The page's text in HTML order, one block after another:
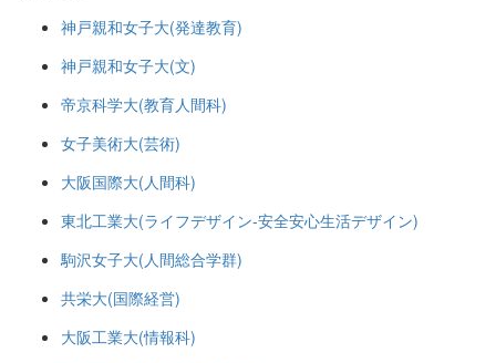
神戸親和女子大(発達教育)
神戸親和女子大(文)
帝京科学大(教育人間科)
女子美術大(芸術)
大阪国際大(人間科)
東北工業大(ライフデザイン-安全安心生活デザイン)
駒沢女子大(人間総合学群)
共栄大(国際経営)
大阪工業大(情報科)